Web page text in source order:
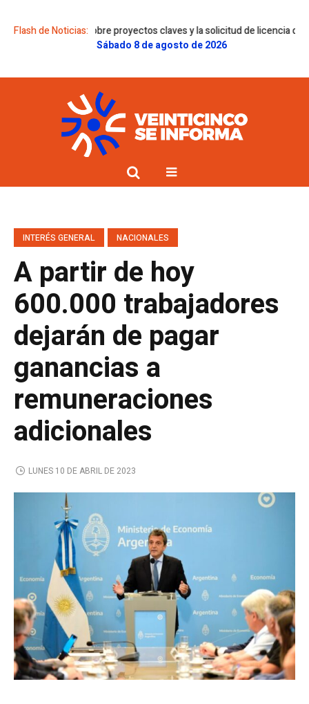
Flash de Noticias:
sobre proyectos claves y la solicitud de licencia de Gregorini
Sábado 8 de agosto de 2026
INTERÉS GENERAL NACIONALES
A partir de hoy
600.000 trabajadores
dejarán de pagar
ganancias a
remuneraciones
adicionales
LUNES 10 DE ABRIL DE 2023